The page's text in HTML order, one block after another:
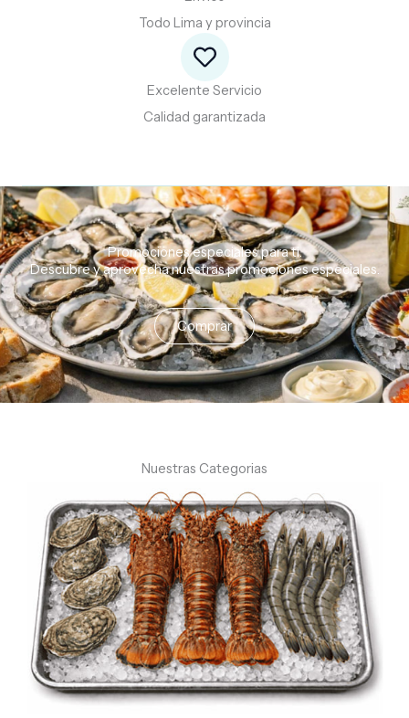
Todo Lima y provincia
Excelente Servicio
Calidad garantizada
Promociones especiales para ti.
Descubreyaprovechanuestraspromocionesespeciales.
Comprar
Nuestras Categorias